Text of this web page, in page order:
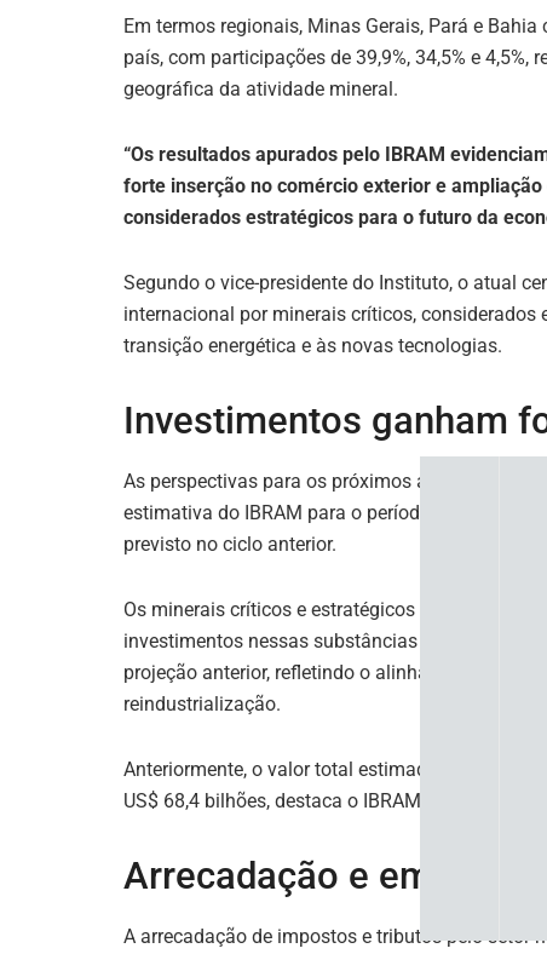
Em termos regionais, Minas Gerais, Pará e
país, com participações de 39,9%, 34,5% e
geográfica da atividade mineral.
“Os resultados apurados pelo IBRAM
forte inserção no comércio exterior e
considerados estratégicos para o futuro da
Segundo o vice-presidente do Instituto, o atual
internacional por minerais críticos,
transição energética e às novas tecnologias.
Investimentos ganham
As perspectivas para os próximos anos indicam
estimativa do IBRAM para o período de 2026 a
previsto no ciclo anterior.
Os minerais críticos e estratégicos concentram
investimentos nessas substâncias chega a US$
projeção anterior, refletindo o alinhamento do
reindustrialização.
Anteriormente, o valor total estimado de
US$ 68,4 bilhões, destaca o IBRAM.
Arrecadação e emprego
A arrecadação de impostos e tributos pelo setor